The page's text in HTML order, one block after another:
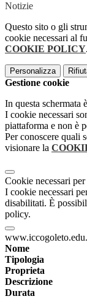
Notizie
Questo sito o gli
cookie necessari al
COOKIE POLICY.
Personalizza
Gestione cookie
In questa schermata
I cookie necessari
piattaforma e non è
Per conoscere quali
visionare la
Cookie necessari
I cookie necessari
disabilitati. È
policy.
Nome
Tipologia
Proprieta
Descrizione
Durata